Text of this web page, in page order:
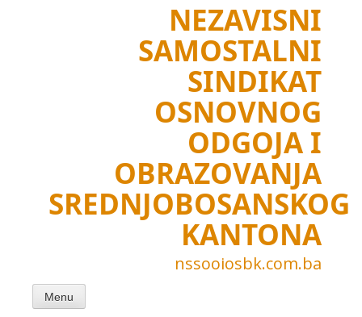
NEZAVISNI
SAMOSTALNI
SINDIKAT
OSNOVNOG
ODGOJA I
OBRAZOVANJA
SREDNJOBOSANSKOG
KANTONA
nssooiosbk.com.ba
Menu